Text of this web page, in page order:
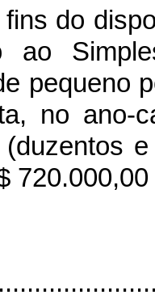
fins do
ao
pequeno
no ano-
(duzentos